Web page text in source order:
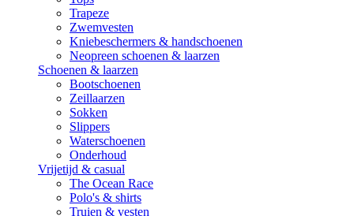
Trapeze
Zwemvesten
Kniebeschermers & handschoenen
Neopreen schoenen & laarzen
Schoenen & laarzen
Bootschoenen
Zeillaarzen
Sokken
Slippers
Waterschoenen
Onderhoud
Vrijetijd & casual
The Ocean Race
Polo's & shirts
Truien & vesten